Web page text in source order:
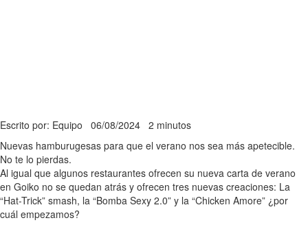
Escrito por: Equipo 06/08/2024 2 minutos
Nuevas hamburugesas para que el verano nos sea más apetecible.
No te lo pierdas.
Al igual que algunos restaurantes ofrecen su nueva carta de verano
en Goiko no se quedan atrás y ofrecen tres nuevas creaciones: La
“Hat-Trick” smash, la “Bomba Sexy 2.0” y la “Chicken Amore” ¿por
cuál empezamos?